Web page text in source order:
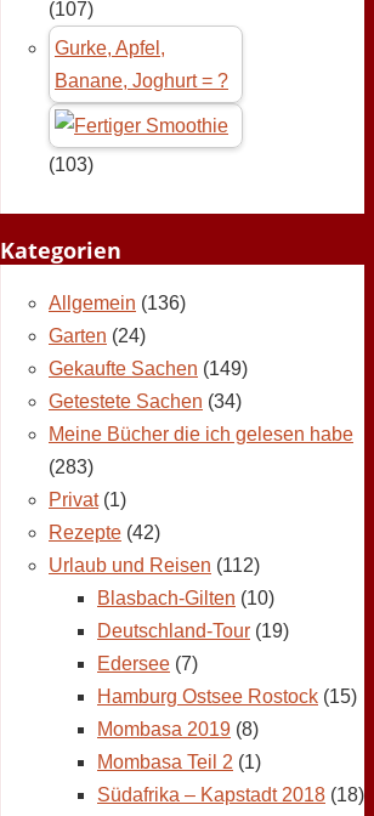
(107)
Gurke, Apfel,
Banane, Joghurt = ?
(103)
Kategorien
Allgemein (136)
Garten (24)
Gekaufte Sachen (149)
Getestete Sachen (34)
Meine Bücher die ich gelesen habe
(283)
Privat(1)
Rezepte (42)
Urlaub und Reisen (112)
Blasbach-Gilten (10)
Deutschland-Tour (19)
Edersee (7)
Hamburg Ostsee Rostock (15)
Mombasa 2019 (8)
Mombasa Teil 2 (1)
Südafrika – Kapstadt 2018 (18)